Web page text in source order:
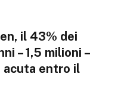
il 43% dei
– 1,5 milioni –
entro il